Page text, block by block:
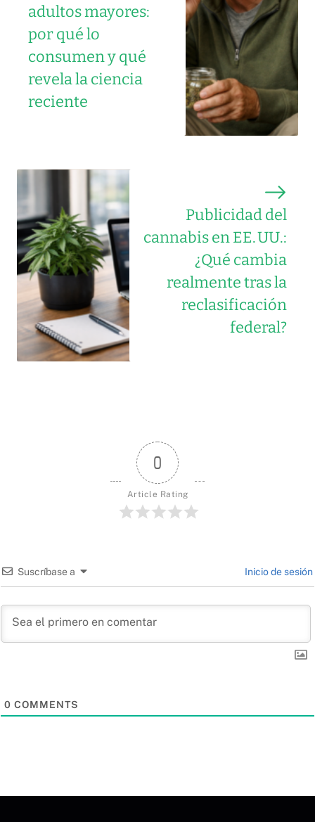
adultos mayores:
por qué lo
consumen y qué
revela la ciencia
reciente
Publicidad del
cannabis en EE. UU.:
¿Qué cambia
realmente tras la
reclasificación
federal?
0
Article Rating
Suscríbase a Inicio de sesión
0 COMMENTS